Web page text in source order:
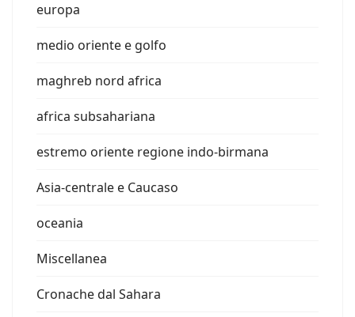
europa
medio oriente e golfo
maghreb nord africa
africa subsahariana
estremo oriente regione indo-birmana
Asia-centrale e Caucaso
oceania
Miscellanea
Cronache dal Sahara